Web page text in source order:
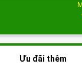
Ưu đãi thêm